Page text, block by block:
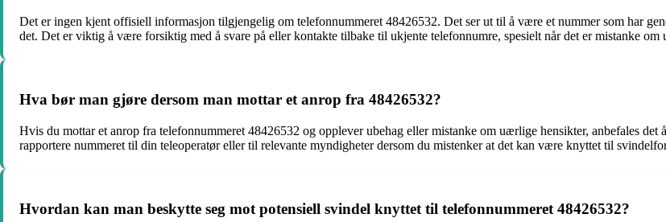
Det er ingen kjent offisiell informasjon tilgjengelig om telefonnummeret 48426532. Det ser ut til å være et nummer som har
det. Det er viktig å være forsiktig med å svare på eller kontakte tilbake til ukjente telefonnumre, spesielt når det er mistanke om
Hva bør man gjøre dersom man mottar et anrop fra 48426532?
Hvis du mottar et anrop fra telefonnummeret 48426532 og opplever ubehag eller mistanke om uærlige hensikter, anbefales
rapportere nummeret til din teleoperatør eller til relevante myndigheter dersom du mistenker at det kan være knyttet til
Hvordan kan man beskytte seg mot potensiell svindel knyttet til telefonnummeret 48426532?